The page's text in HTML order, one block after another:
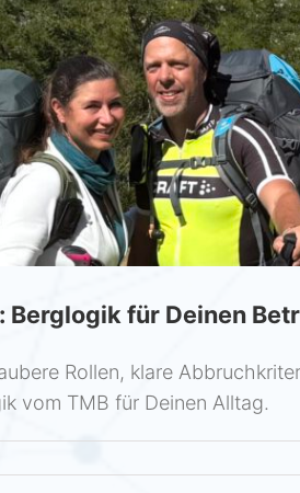
Berglogik für Deinen
Rollen, klare
vom TMB für Deinen Alltag.